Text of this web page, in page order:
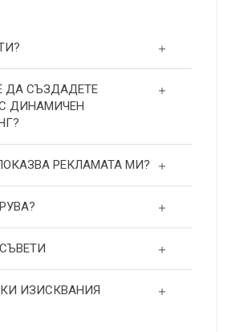
ДА СЪЗДАДЕТЕ
ДИНАМИЧЕН
РЕКЛАМАТА МИ?
ИЗИСКВАНИЯ